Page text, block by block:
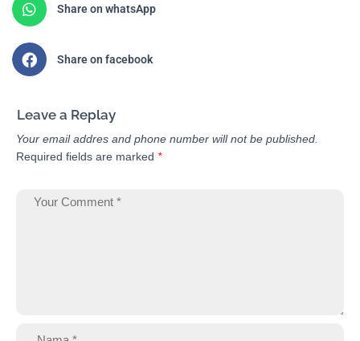
Share on whatsApp
Share on facebook
Leave a Replay
Your email addres and phone number will not be published.
Required fields are marked *